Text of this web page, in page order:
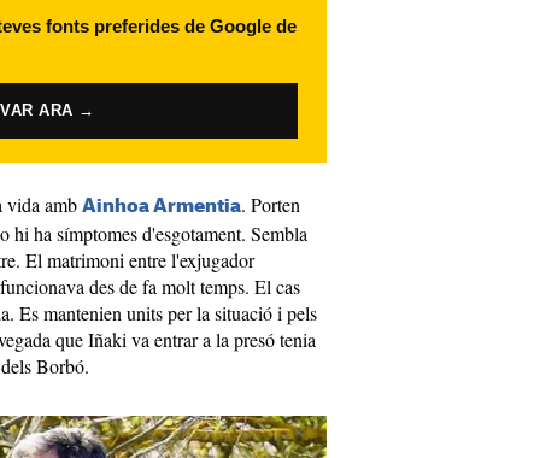
fonts preferides de Google de
ARA →
vida amb Ainhoa Armentia. Porten
ha símptomes d'esgotament. Sembla
El matrimoni entre l'exjugador
des de fa molt temps. El cas
Es mantenien units per la situació i pels
que Iñaki va entrar a la presó tenia
Borbó.